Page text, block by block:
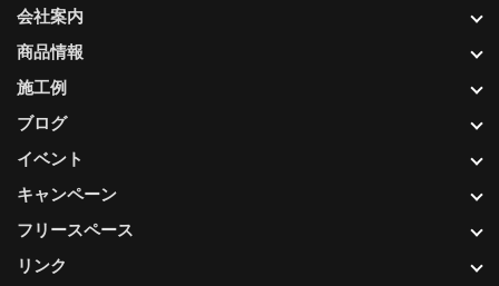
会社案内
商品情報
施工例
ブログ
イベント
キャンペーン
フリースペース
リンク